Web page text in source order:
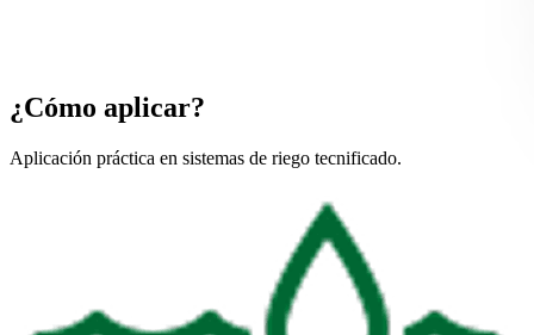
¿Cómo aplicar?
Aplicación práctica en sistemas de riego tecnificado.